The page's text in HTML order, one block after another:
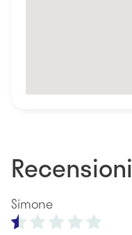
Recensioni
Simone